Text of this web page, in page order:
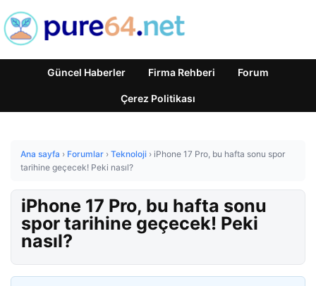
Güncel Haberler Firma Rehberi Forum
Çerez Politikası
Ana sayfa › Forumlar › Teknoloji › iPhone 17 Pro, bu hafta sonu spor
tarihine geçecek! Peki nasıl?
iPhone 17 Pro, bu hafta sonu
spor tarihine geçecek! Peki
nasıl?